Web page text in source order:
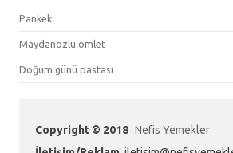
Pankek
Maydanozlu omlet
Doğum günü pastası
Copyright © 2018 Nefis Yemekler